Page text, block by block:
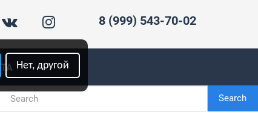
Нет, другой
8 (999) 543-70-02
Search